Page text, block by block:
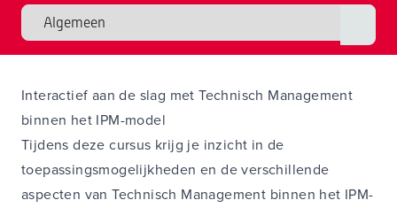
Interactief aan de slag met Technisch Management
binnen het IPM-model
Tijdens deze cursus krijg je inzicht in de
toepassingsmogelijkheden en de verschillende
aspecten van Technisch Management binnen het IPM-